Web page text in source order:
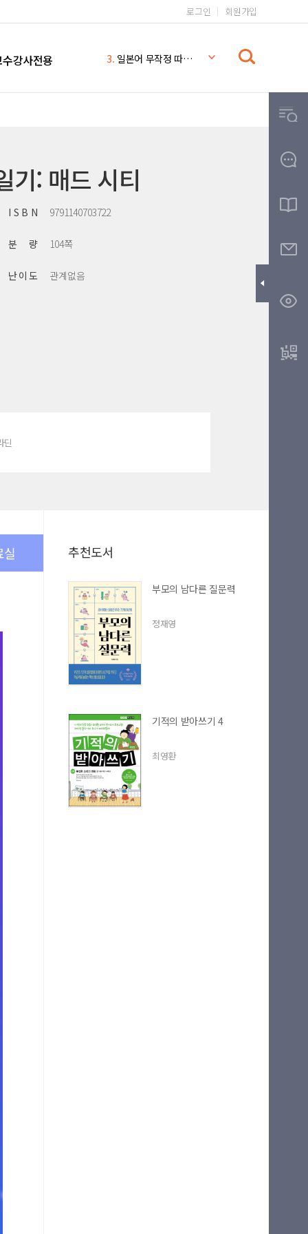
로그인 회원가입
수강사전용
3. 일본어 무작정 따라하기
9.
영어회화 핵심패턴 233 MP3
기: 매드 시티
I S B N 9791140703722
분 량 104쪽
난 이 도 관계없음
딘
실 추천도서
부모의 남다른 질문력
정재영
기적의 받아쓰기 4
최영환